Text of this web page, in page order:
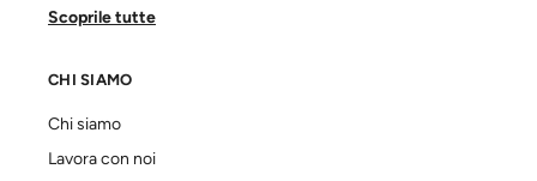
Scoprile tutte
CHI SIAMO
Chi siamo
Lavora con noi